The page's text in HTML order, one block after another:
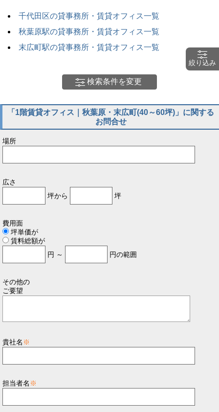
千代田区の貸事務所・賃貸オフィス一覧
秋葉原駅の貸事務所・賃貸オフィス一覧
末広町駅の貸事務所・賃貸オフィス一覧
検索条件を変更
絞り込み
「1階賃貸オフィス｜秋葉原・末広町(40～60坪)」に関する
お問合せ
場所
広さ
坪から
坪
費用面
坪単価が
賃料総額が
円 ～
円の範囲
その他の
ご要望
貴社名 ※
担当者名 ※